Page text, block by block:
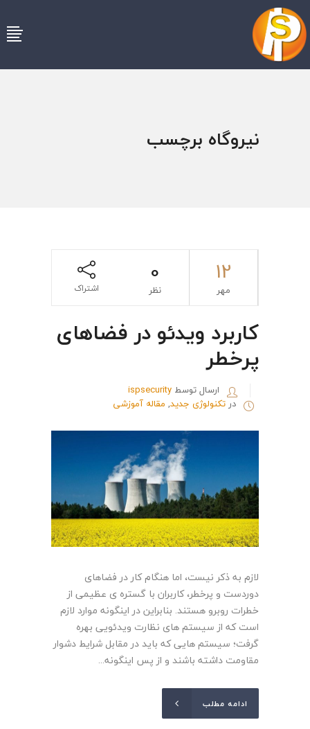
نیروگاه برچسب
12
مهر
0
نظر اشتراک
کاربرد ویدئو در فضاهای
پرخطر
ارسال توسط ispsecurity
در تکنولوژی جدید, مقاله آموزشی
لازم به ذکر نیست، اما هنگام کار در فضاهای
دوردست و پرخطر، کاربران با گستره ی عظیمی از
خطرات روبرو هستند. بنابراین در اینگونه موارد لازم
است که از سیستم های نظارت ویدئویی بهره
گرفت؛ سیستم هایی که باید در مقابل شرایط دشوار
مقاومت داشته باشند و از پس اینگونه...
ادامه مطلب